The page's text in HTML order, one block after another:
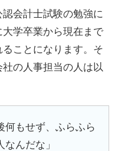
会計士試験の勉強に
学卒業から現在まで
ることになります。そ
の人事担当の人は以
何もせず、ふらふら
んだな」